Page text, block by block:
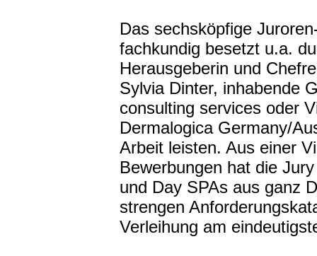
Das sechsköpfige
fachkundig besetzt u.a.
Herausgeberin und
Sylvia Dinter, inhabende
consulting services oder
Dermalogica Germany/
Arbeit leisten. Aus einer
Bewerbungen hat die
und Day SPAs aus ganz
strengen
Verleihung am